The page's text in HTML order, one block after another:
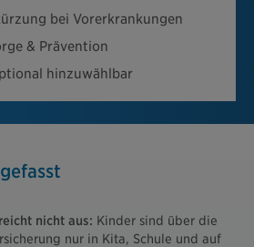
bei Vorerkrankungen
& Prävention
hinzuwählbar
nicht aus: Kinder sind über die
nur in Kita, Schule und auf